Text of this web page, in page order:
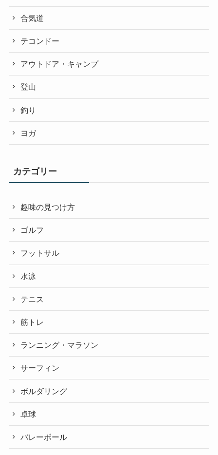
合気道
テコンドー
アウトドア・キャンプ
登山
釣り
ヨガ
カテゴリー
趣味の見つけ方
ゴルフ
フットサル
水泳
テニス
筋トレ
ランニング・マラソン
サーフィン
ボルダリング
卓球
バレーボール